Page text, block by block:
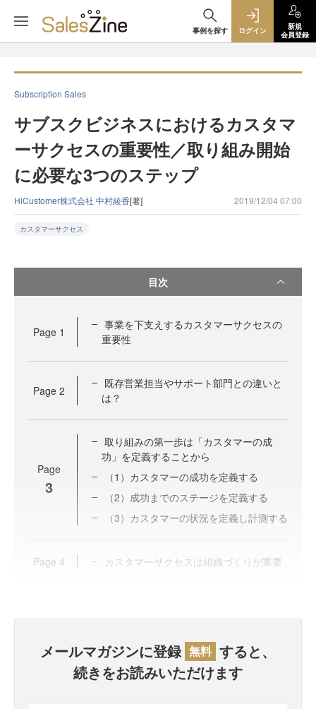
事例を探す ログイン
新規
会員登録
Subscription Sales
サブスクビジネスにおけるカスタマ
ーサクセスの重要性／取り組み開始
に必要な3つのステップ
HiCustomer株式会社 中村綾香[著] 2019/12/04 07:00
カスタマーサクセス
目次
Page 1
事業を下支えするカスタマーサクセスの
重要性
Page 2
既存営業担当やサポート部門との違いと
は？
Page
3
取り組みの第一歩は「カスタマーの成
功」を定義することから
（1）カスタマーの成功を定義する
（2）成功までのステージを定義する
（3）カスタマーの状況を定義し計測する
Page 4 カスタマーサクセスは組織づくりが重要
メールマガジンに登録 無料 すると、
続きをお読みいただけます